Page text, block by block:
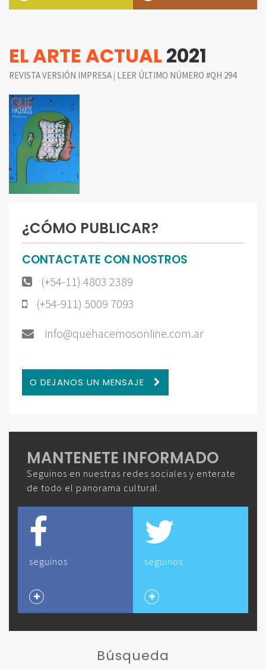
EL ARTE ACTUAL2021
REVISTA VERSIÓN IMPRESA | LEER ÚLTIMO NÚMERO #QH 294
¿CÓMO PUBLICAR?
CONTACTATE CON NOSTROS
(+54-11) 4803 2389
(+54-911) 5009 7093
info@quehacemosonline.com.ar
O DEJANOS UN MENSAJE
MANTENETE INFORMADO
Seguinos en nuestras redes sociales y enterate
de todo el panorama cultural.
seguinos seguinos
Búsqueda